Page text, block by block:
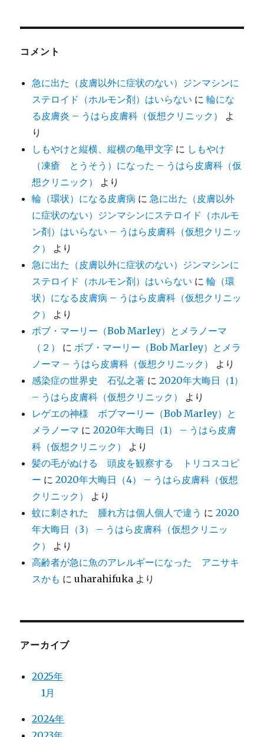
コメント
急に出た（皮膚以外に症状のない）ジンマシンに
ステロイド（ホルモン剤）はいらない に輪にな
る皮膚炎 – うはら皮膚科（仮想クリニック）
よ
り
しもやけと縦横、縦横の亀甲文字 に しもやけ
（凍瘡 とうそう）になった – うはら皮膚科（仮
想クリニック）
より
輪（環状）になる皮膚病 に 急に出た（皮膚以外
に症状のない）ジンマシンにステロイド（ホルモ
ン剤）はいらない – うはら皮膚科（仮想クリニッ
ク）
より
急に出た（皮膚以外に症状のない）ジンマシンに
ステロイド（ホルモン剤）はいらない に輪（環
状）になる皮膚病 – うはら皮膚科（仮想クリニッ
ク）
より
ボブ・マーリー（Bob Marley）とメラノーマ
（２）
に ボブ・マーリー（Bob Marley）とメラ
ノーマ – うはら皮膚科（仮想クリニック）
より
感染症の世界史 石弘之著 に2020年大晦日（1）
– うはら皮膚科（仮想クリニック）
より
レゲエの神様 ボブマーリー（Bob Marley）と
メラノーマ に2020年大晦日（1） – うはら皮膚
科（仮想クリニック）
より
髪の毛がぬける 頭皮を観察する トリコスコピ
ー に2020年大晦日（4） – うはら皮膚科（仮想
クリニック）
より
蚊に刺された 腫れ方は個人個人で違う に2020
年大晦日（3） – うはら皮膚科（仮想クリニッ
ク）
より
高齢者が急に魚のアレルギーになった アニサキ
スかも にuharahifuka より
アーカイブ
2025年
1月
2024年